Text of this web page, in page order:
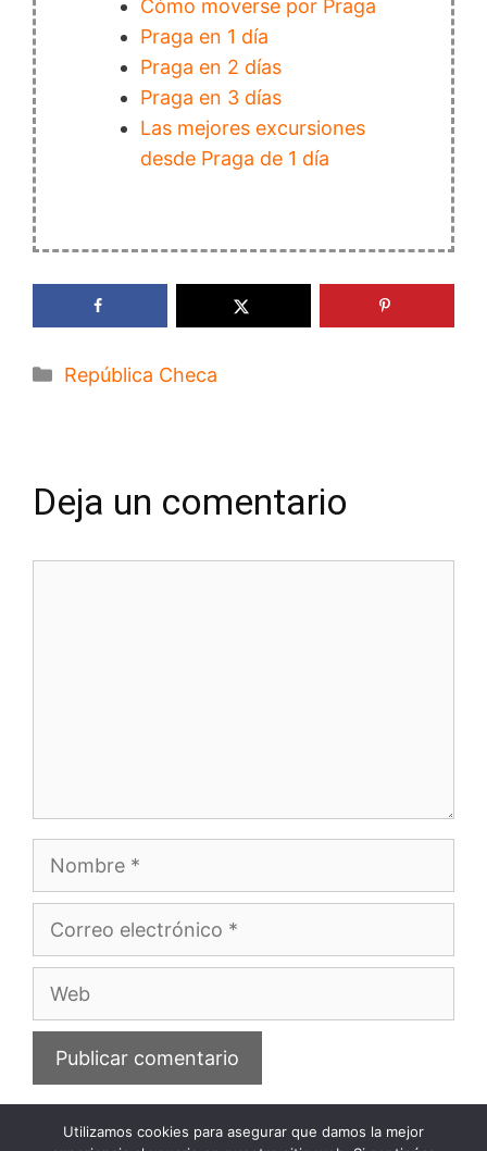
Cómo moverse por Praga
Praga en 1 día
Praga en 2 días
Praga en 3 días
Las mejores excursiones
desde Praga de 1 día
Categorías
República Checa
Deja un comentario
Correo
Utilizamos cookies para asegurar que damos la mejor